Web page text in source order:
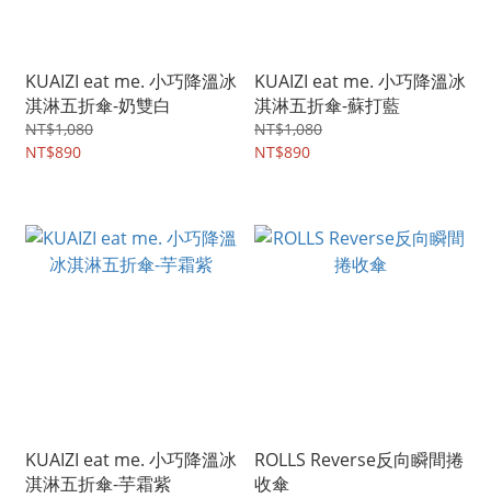
KUAIZI eat me. 小巧降溫冰
淇淋五折傘-奶雙白
NT$1,080
NT$890
KUAIZI eat me. 小巧降溫冰
淇淋五折傘-蘇打藍
NT$1,080
NT$890
KUAIZI eat me. 小巧降溫冰
淇淋五折傘-芋霜紫
ROLLS Reverse反向瞬間捲
收傘